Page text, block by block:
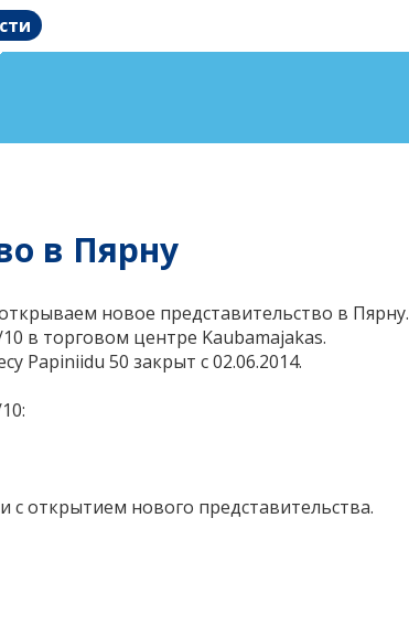
в Пярну
новое представительство в Пярну.
в торговом центре Kaubamajakas.
Papiniidu 50 закрыт с 02.06.2014.
открытием нового представительства.